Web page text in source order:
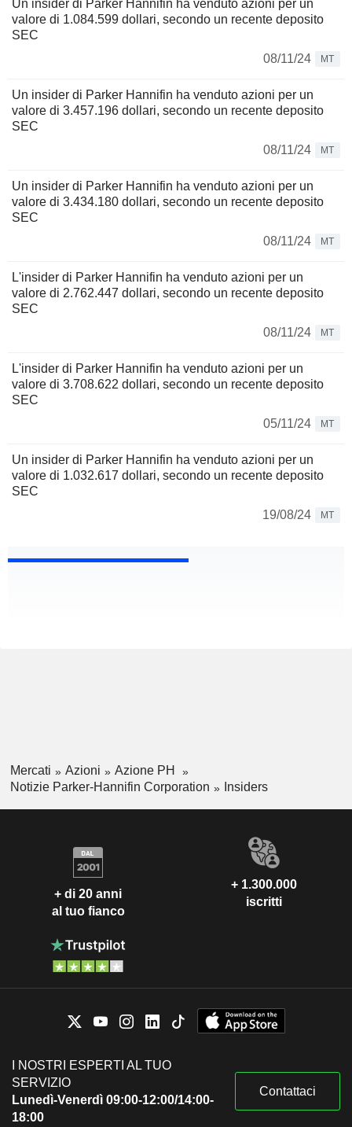
Un insider di Parker Hannifin ha venduto azioni per un
valore di 1.084.599 dollari, secondo un recente deposito
SEC
08/11/24
MT
Un insider di Parker Hannifin ha venduto azioni per un
valore di 3.457.196 dollari, secondo un recente deposito
SEC
08/11/24
MT
Un insider di Parker Hannifin ha venduto azioni per un
valore di 3.434.180 dollari, secondo un recente deposito
SEC
08/11/24
MT
L'insider di Parker Hannifin ha venduto azioni per un
valore di 2.762.447 dollari, secondo un recente deposito
SEC
08/11/24
MT
L'insider di Parker Hannifin ha venduto azioni per un
valore di 3.708.622 dollari, secondo un recente deposito
SEC
05/11/24
MT
Un insider di Parker Hannifin ha venduto azioni per un
valore di 1.032.617 dollari, secondo un recente deposito
SEC
19/08/24
MT
Mercati Azioni
Azione PH
Notizie Parker-Hannifin Corporation
Insiders
+ di 20 anni
al tuo fianco
+ 1.300.000
iscritti
I NOSTRI ESPERTI AL TUO
SERVIZIO
Lunedì-Venerdì 09:00-12:00/14:00-
18:00
Contattaci